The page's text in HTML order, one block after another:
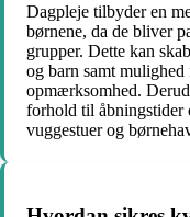
Dagpleje tilbyder en
børnene, da de bliver
grupper. Dette kan
og barn samt
opmærksomhed.
forhold til åbningstider
vuggestuer og